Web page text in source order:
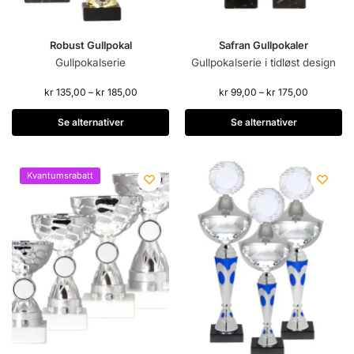
Robust Gullpokal
Gullpokalserie
kr135,00 – kr185,00
Se alternativer
Safran Gullpokaler
Gullpokalserie i tidløst design
kr 99,00 – kr 175,00
Se alternativer
Kvantumsrabatt